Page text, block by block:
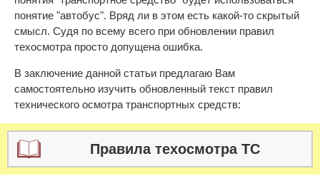
понятие "автобус". Вряд ли в этом есть какой-то скрытый
смысл. Судя по всему всего при обновлении правил
техосмотра просто допущена ошибка.
В заключение данной статьи предлагаю Вам
самостоятельно изучить обновленный текст правил
технического осмотра транспортных средств:
Правила техосмотра ТС